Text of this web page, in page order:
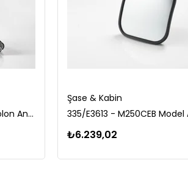
701/80355 - Sağ Direksiyon Kolon Anahtarı
Şase & Kabin
335/E3613 - M250CEB Model
₺6.239,02